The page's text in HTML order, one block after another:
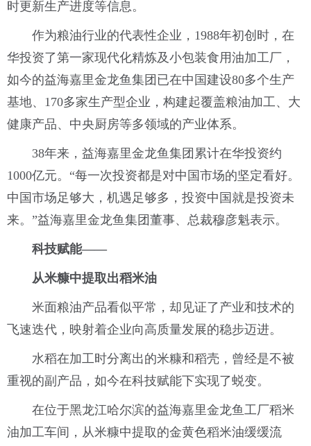
时更新生产进度等信息。
作为粮油行业的代表性企业，1988年初创时，在
华投资了第一家现代化精炼及小包装食用油加工厂，
如今的益海嘉里金龙鱼集团已在中国建设80多个生产
基地、170多家生产型企业，构建起覆盖粮油加工、大
健康产品、中央厨房等多领域的产业体系。
38年来，益海嘉里金龙鱼集团累计在华投资约
1000亿元。“每一次投资都是对中国市场的坚定看好。
中国市场足够大，机遇足够多，投资中国就是投资未
来。”益海嘉里金龙鱼集团董事、总裁穆彦魁表示。
科技赋能——
从米糠中提取出稻米油
米面粮油产品看似平常，却见证了产业和技术的
飞速迭代，映射着企业向高质量发展的稳步迈进。
水稻在加工时分离出的米糠和稻壳，曾经是不被
重视的副产品，如今在科技赋能下实现了蜕变。
在位于黑龙江哈尔滨的益海嘉里金龙鱼工厂稻米
油加工车间，从米糠中提取的金黄色稻米油缓缓流